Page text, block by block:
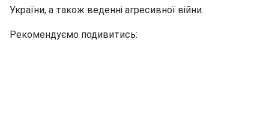
України, а також веденні агресивної війни.
Рекомендуємо подивитись: